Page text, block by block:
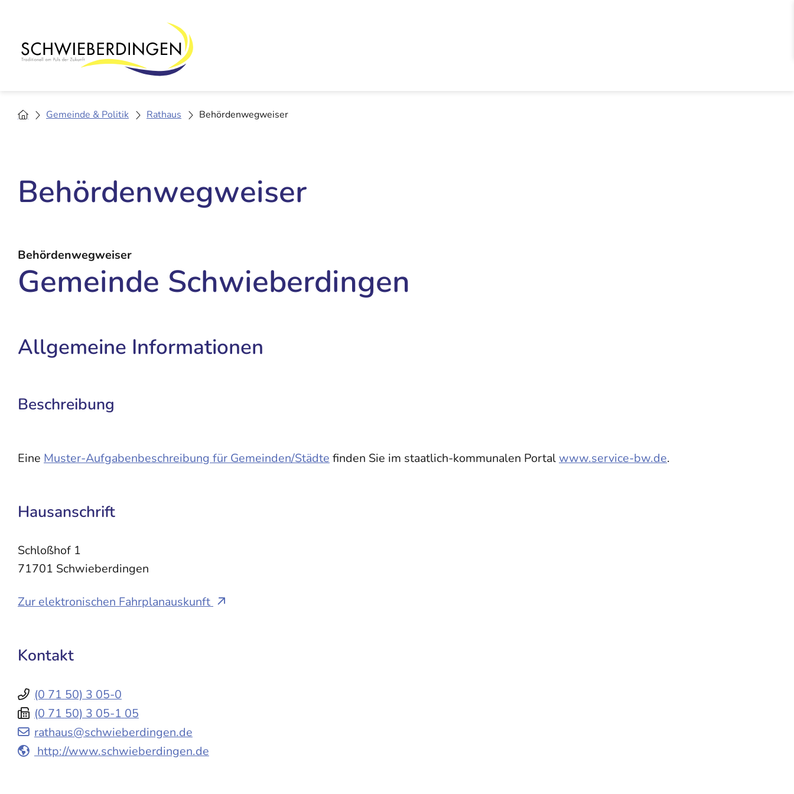
Gemeinde & Politik Rathaus Behördenwegweiser
Behördenwegweiser
Behördenwegweiser
Gemeinde Schwieberdingen
Allgemeine Informationen
Beschreibung
Eine Muster-Aufgabenbeschreibung für Gemeinden/Städte finden Sie im staatlich-kommunalen Portal www.service-bw.de.
Hausanschrift
Schloßhof 1
71701 Schwieberdingen
Zur elektronischen Fahrplanauskunft
Kontakt
(07150) 305-0
(07150) 305-105
rathaus@schwieberdingen.de
http://www.schwieberdingen.de